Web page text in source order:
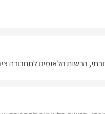
הרשות הלאומית לתחבורה